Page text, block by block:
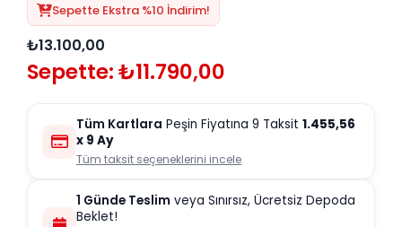
Sepette Ekstra %10 İndirim!
₺13.100,00
Sepette: ₺11.790,00
Tüm Kartlara Peşin Fiyatına 9 Taksit 1.455,56
x 9 Ay
Tüm taksit seçeneklerini incele
1 Günde Teslim veya Sınırsız, Ücretsiz Depoda
Beklet!